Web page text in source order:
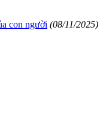
con người (08/11/2025)